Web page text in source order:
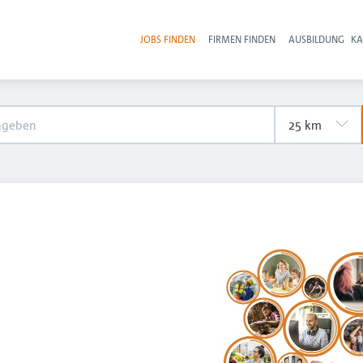
JOBS FINDEN FIRMEN FINDEN AUSBILDUNG